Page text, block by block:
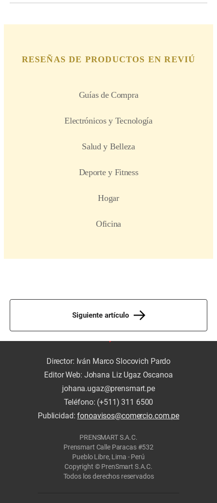
Siguiente artículo
Director: Iván Marco Slocovich Pardo
Editor Web: Johana Liz Ugaz Oscanoa
johana.ugaz@prensmart.pe
Teléfono: (+511) 311 6500
Publicidad:fonoavisos@comercio.com.pe
PRENSMART S.A.C.
Prensmart Calle Paracas #532
Pueblo Libre, Lima - Perú
Copyright © PrenSmart S.A.C.
Todos los derechos reservados